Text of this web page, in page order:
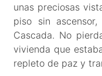
unas preciosas
piso sin
Cascada. No
vivienda que
repleto de paz y